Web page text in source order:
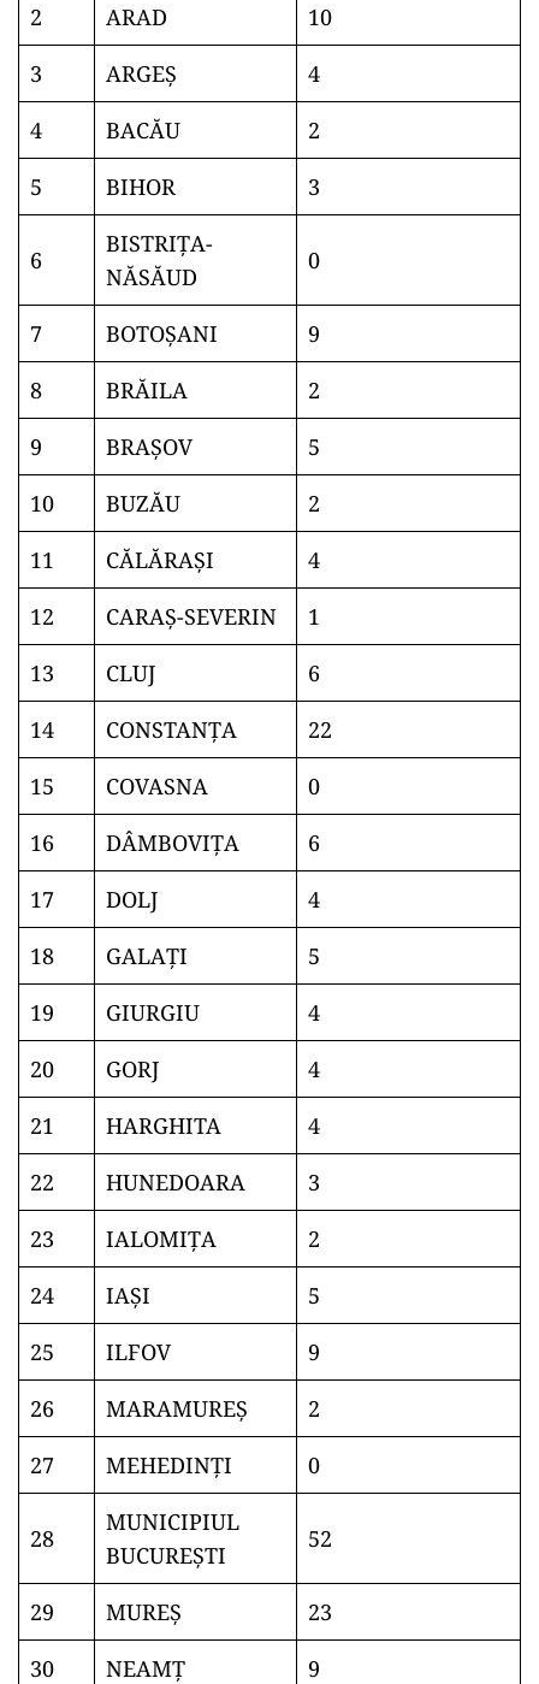
2
ARAD
10
3
ARGEŞ
4
4
BACĂU
2
5
BIHOR 3
6
BISTRIŢA-
NĂSĂUD
0
7 BOTOŞANI
9
8
BRĂILA
2
9
BRAŞOV
5
10
BUZĂU
2
11
CĂLĂRAŞI
4
12
CARAŞ-SEVERIN
1
13
CLUJ
6
14
CONSTANŢA
22
15
COVASNA
0
16
DÂMBOVIŢA
6
17
DOLJ
4
18
GALAŢI
5
19
GIURGIU
4
20
GORJ
4
21
HARGHITA
4
22
HUNEDOARA
3
23
IALOMIŢA
2
24
IAŞI
5
25
ILFOV
9
26
MARAMUREŞ
2
27
MEHEDINŢI 0
28
MUNICIPIUL
BUCUREŞTI
52
29 MUREŞ
23
30
NEAMŢ
9